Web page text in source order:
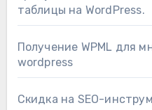
таблицы на WordPress.
Получение WPML для
wordpress
Скидка на SEO-